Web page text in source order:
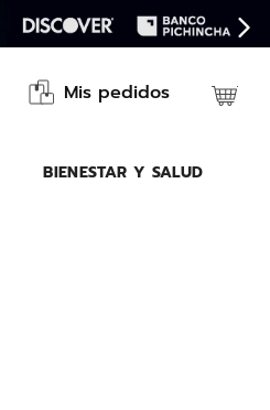
Mis pedidos
BIENESTAR Y SALUD